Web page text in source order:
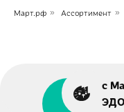
Март.рф » Ассортимент »
с
ЭДО